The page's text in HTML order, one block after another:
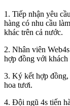
1. Tiếp nhận yêu
hàng có nhu cầu
khác trên cả nước.
2. Nhân viên
hợp đồng với khách
3. Ký kết hợp đồng,
hoa tươi.
4. Đội ngũ 4s tiến